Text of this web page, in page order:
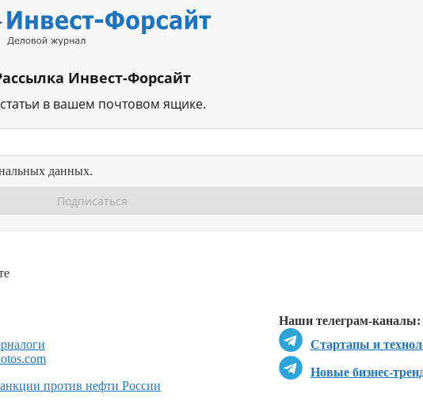
Инвест-Форсайт
в вашем почтовом ящике.
данных.
Наши телеграм-каналы:
Стартапы и
Новые бизнес-
налоги
против нефти России